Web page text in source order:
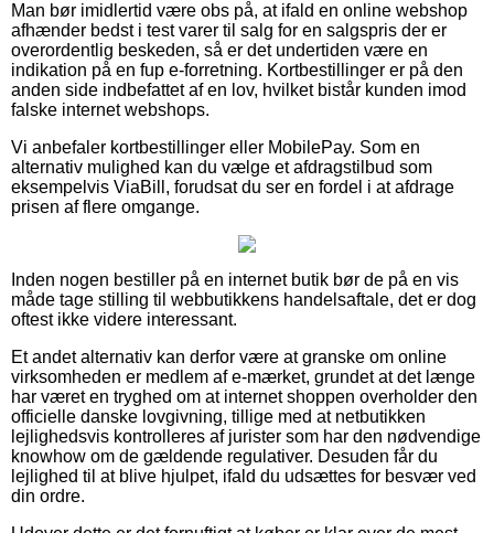
Man bør imidlertid være obs på, at ifald en online webshop
afhænder bedst i test varer til salg for en salgspris der er
overordentlig beskeden, så er det undertiden være en
indikation på en fup e-forretning. Kortbestillinger er på den
anden side indbefattet af en lov, hvilket bistår kunden imod
falske internet webshops.
Vi anbefaler kortbestillinger eller MobilePay. Som en
alternativ mulighed kan du vælge et afdragstilbud som
eksempelvis ViaBill, forudsat du ser en fordel i at afdrage
prisen af flere omgange.
Inden nogen bestiller på en internet butik bør de på en vis
måde tage stilling til webbutikkens handelsaftale, det er dog
oftest ikke videre interessant.
Et andet alternativ kan derfor være at granske om online
virksomheden er medlem af e-mærket, grundet at det længe
har været en tryghed om at internet shoppen overholder den
officielle danske lovgivning, tillige med at netbutikken
lejlighedsvis kontrolleres af jurister som har den nødvendige
knowhow om de gældende regulativer. Desuden får du
lejlighed til at blive hjulpet, ifald du udsættes for besvær ved
din ordre.